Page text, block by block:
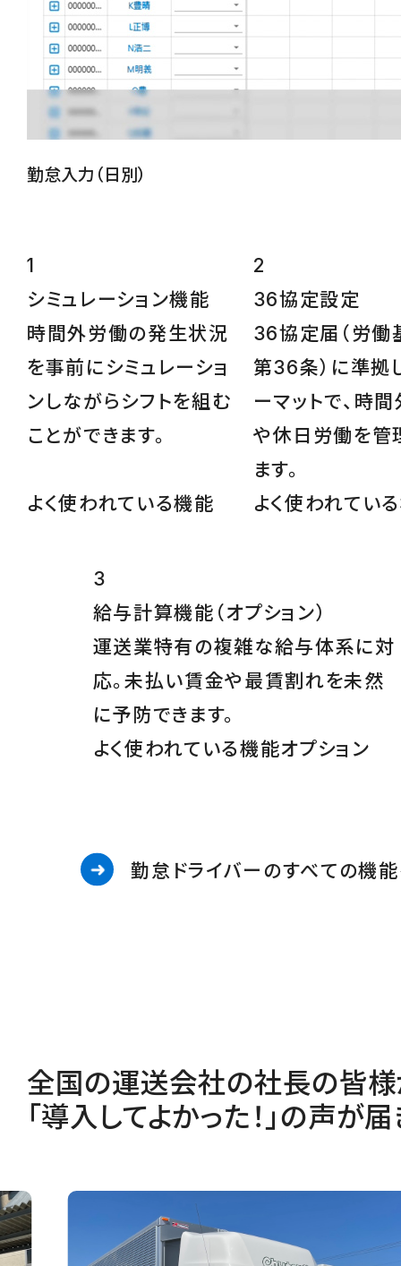
勤怠入力（日別）
1
シミュレーション機能
時間外労働の発生状況
を事前にシミュレーショ
ンしながらシフトを組む
ことができます。
よく使われている機能
2
36協定設定
36協定届（労働
第36条）に準拠
ーマットで、時
や休日労働を管
ます。
よく使われてい
3
給与計算機能 （オプション）
運送業特有の複雑な給与体系に対
応。未払い賃金や最賃割れを未然
に予防できます。
よく使われている機能オプション
勤怠ドライバーのすべての機
全国の運送会社の社長の皆様
「導入してよかった！」の声が